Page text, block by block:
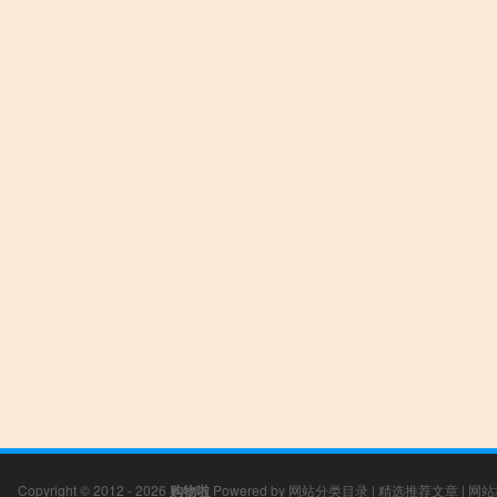
Copyright © 2012 - 2026 购物啦 Powered by 网站分类目录 | 精选推荐文章 | 网